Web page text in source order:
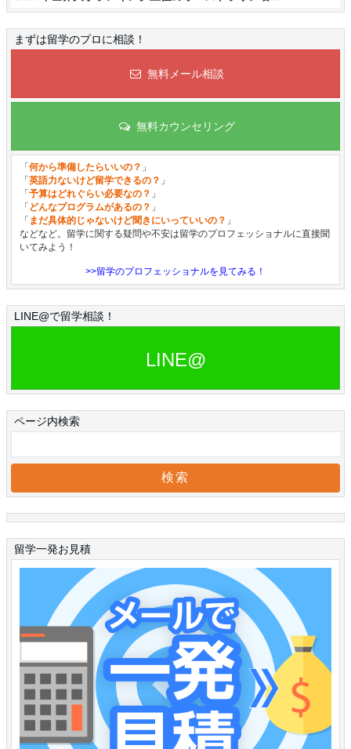
まずは留学のプロに相談！
無料メール相談
無料カウンセリング
「何から準備したらいいの？ 」
「英語力ないけど留学できるの？ 」
「予算はどれぐらい必要なの？ 」
「 どんなプログラムがあるの？ 」
「 まだ具体的じゃないけど聞きにいっていいの？ 」
などなど。留学に関する疑問や不安は留学のプロフェッショナルに直接聞
いてみよう！
>>留学のプロフェッショナルを見てみる！
LINE@で留学相談！
LINE@
ページ内検索
留学一発お見積